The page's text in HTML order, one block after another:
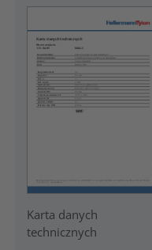
Karta danych
technicznych